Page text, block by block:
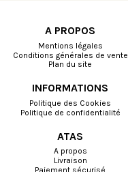
A PROPOS
Mentions légales
Conditions générales de vente
Plan du site
INFORMATIONS
Politique des Cookies
Politique de confidentialité
ATAS
A propos
Livraison
Paiement sécurisé